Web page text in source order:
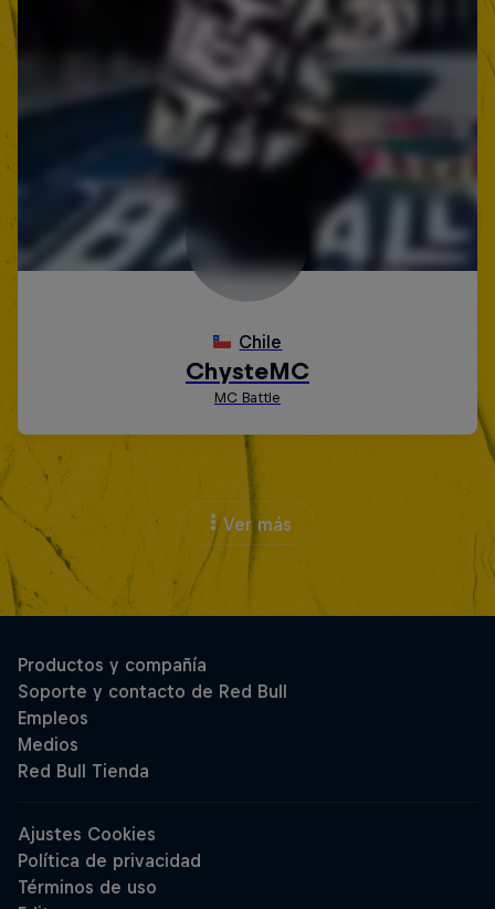
Ver más